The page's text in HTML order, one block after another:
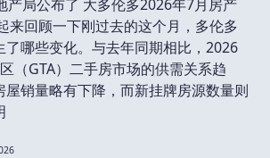
产局公布了 大多伦多2026年7月房产
来回顾一下刚过去的这个月，多伦多
了哪些变化。与去年同期相比，2026
（GTA）二手房市场的供需关系趋
屋销量略有下降，而新挂牌房源数量则